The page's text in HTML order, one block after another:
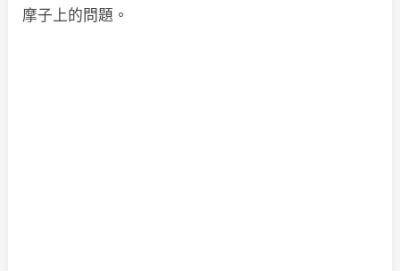
摩子上的問題。